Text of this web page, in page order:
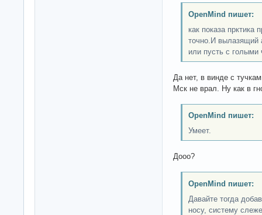
OpenMind пишет:
как показа прктика
точно.И вылазящий
или пусть с голыми
Да нет, в винде с
Мск не врал. Ну как в
OpenMind пишет:
Умеет.
Дооо?
OpenMind пишет:
Давайте тогда
носу, систему